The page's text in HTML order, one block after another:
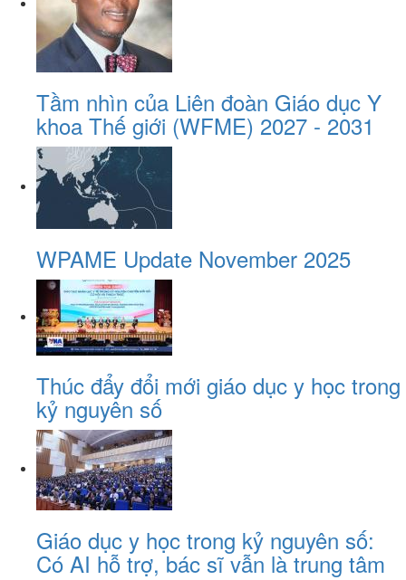
Tầm nhìn của Liên đoàn Giáo dục Y
khoa Thế giới (WFME) 2027 - 2031
WPAME Update November 2025
Thúc đẩy đổi mới giáo dục y học trong
kỷ nguyên số
Giáo dục y học trong kỷ nguyên số:
Có AI hỗ trợ, bác sĩ vẫn là trung tâm